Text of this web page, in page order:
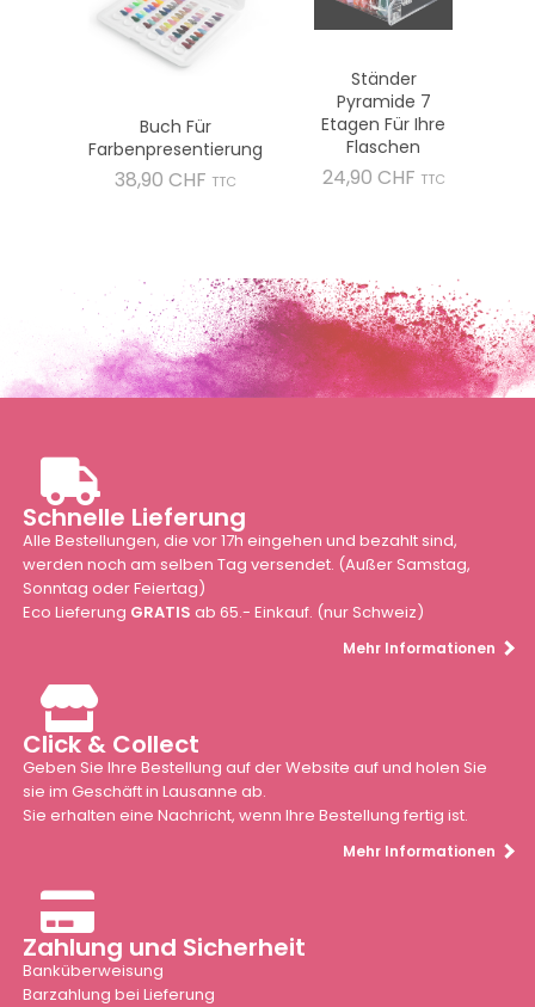
Buch Für
Farbenpresentierung
38,90 CHF Preis
TTC
Ständer
Pyramide 7
Etagen Für Ihre
Flaschen
24,90 CHF Preis
TTC
Schnelle Lieferung
Alle Bestellungen, die vor 17h eingehen und bezahlt sind,
werden noch am selben Tag versendet. (Außer Samstag,
Sonntag oder Feiertag)
Eco Lieferung GRATIS ab 65.- Einkauf. (nur Schweiz)
Mehr Informationen
Click & Collect
Geben Sie Ihre Bestellung auf der Website auf und holen Sie
sie im Geschäft in Lausanne ab.
Sie erhalten eine Nachricht, wenn Ihre Bestellung fertig ist.
Mehr Informationen
Zahlung und Sicherheit
Banküberweisung
Barzahlung bei Lieferung